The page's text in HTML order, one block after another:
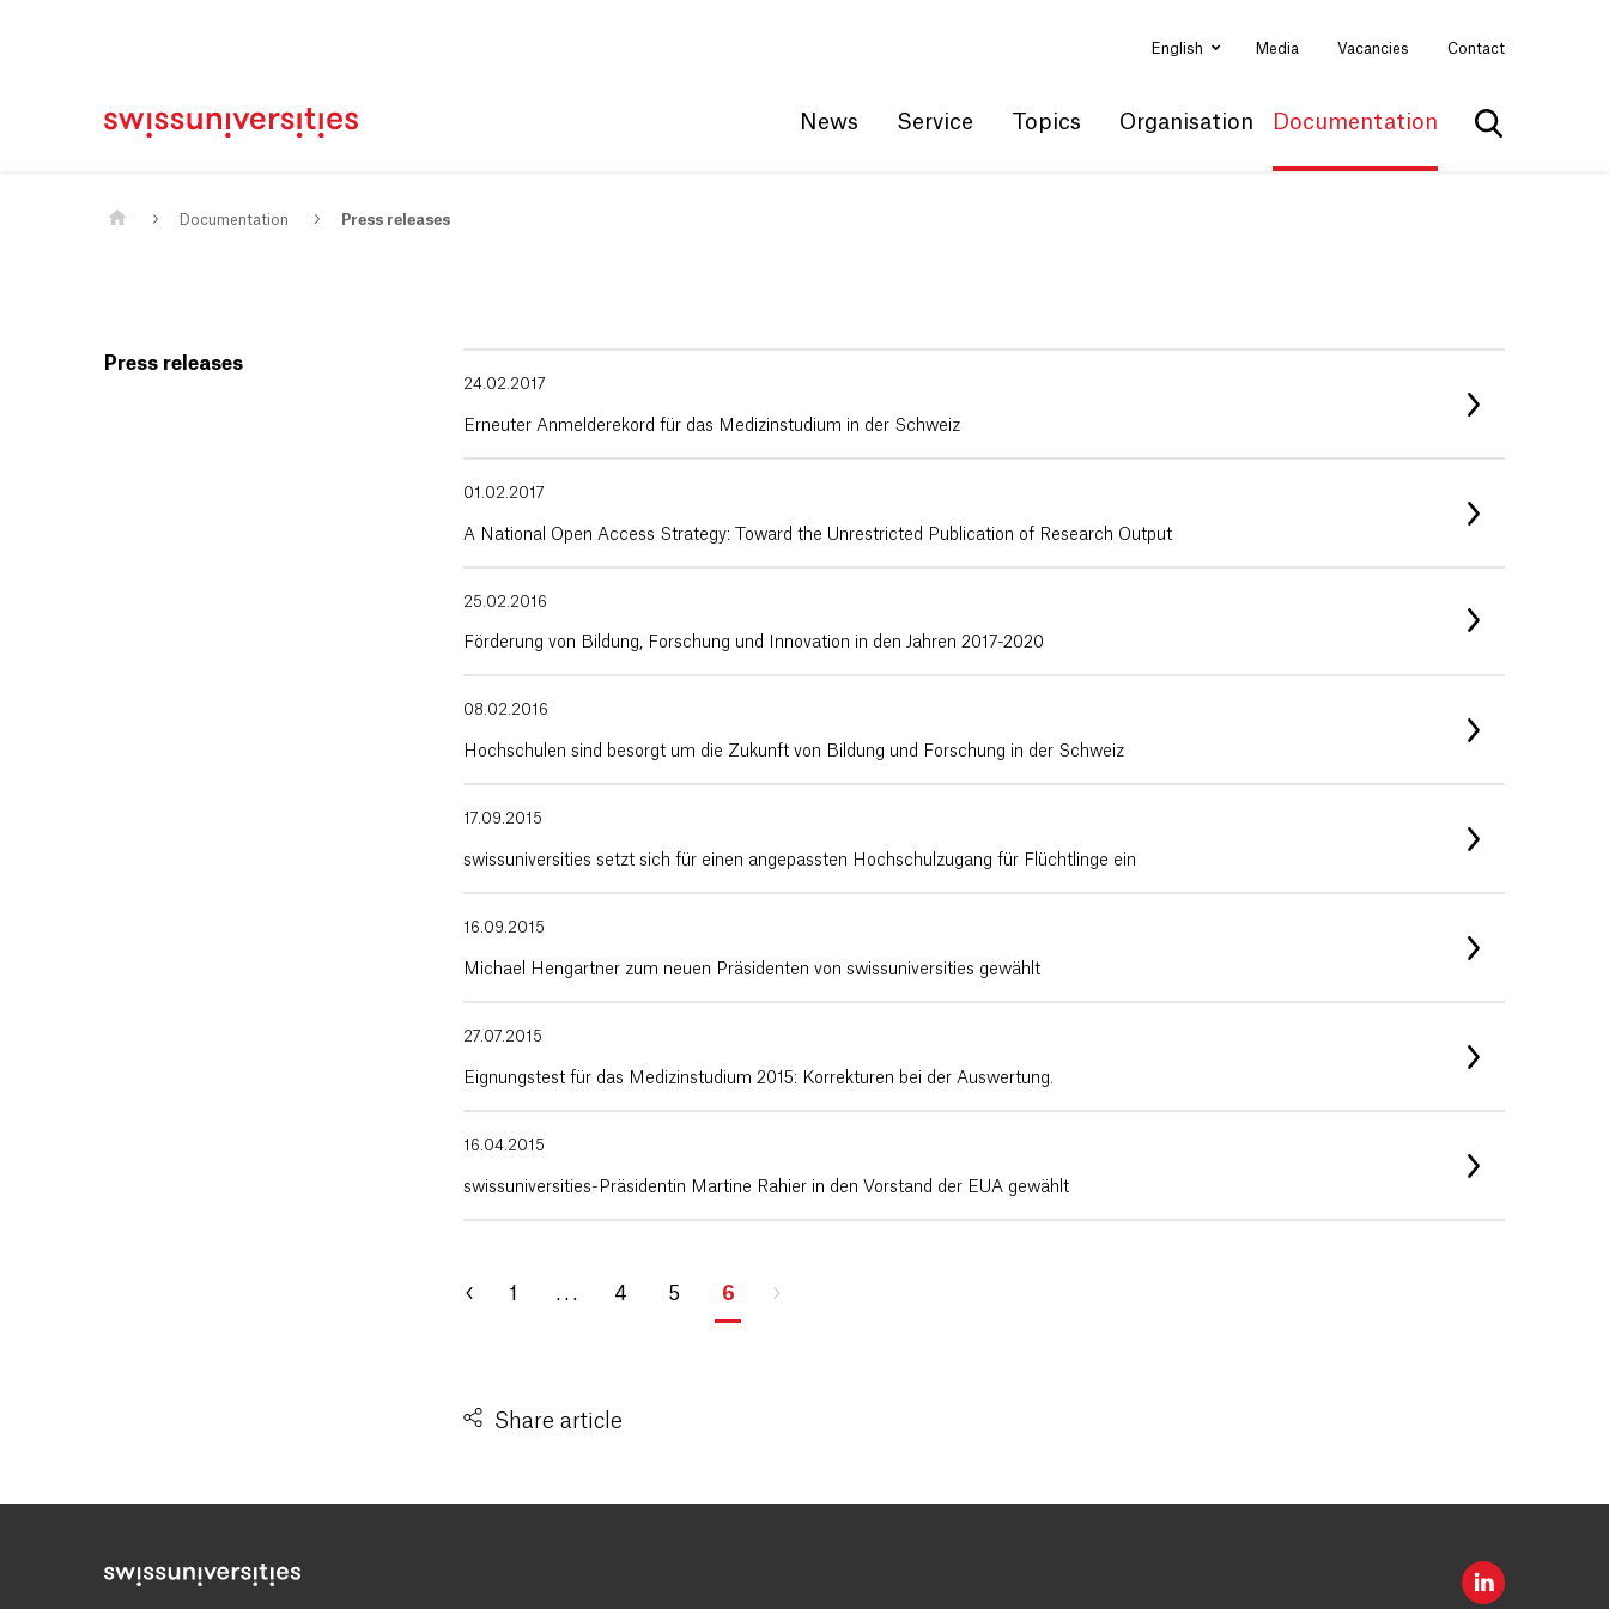
Sitemap
English Media Vacancies Contact
News Service Topics Organisation Documentation
Show search
Documentation Press releases
Press releases
24.02.2017
Erneuter Anmelderekord für das Medizinstudium in der Schweiz
01.02.2017
A National Open Access Strategy: Toward the Unrestricted Publication of Research Output
25.02.2016
Förderung von Bildung, Forschung und Innovation in den Jahren 2017-2020
08.02.2016
Hochschulen sind besorgt um die Zukunft von Bildung und Forschung in der Schweiz
17.09.2015
swissuniversities setzt sich für einen angepassten Hochschulzugang für Flüchtlinge ein
16.09.2015
Michael Hengartner zum neuen Präsidenten von swissuniversities gewählt
27.07.2015
Eignungstest für das Medizinstudium 2015: Korrekturen bei der Auswertung.
16.04.2015
swissuniversities-Präsidentin Martine Rahier in den Vorstand der EUA gewählt
1 . . . 4 5 6
Share article